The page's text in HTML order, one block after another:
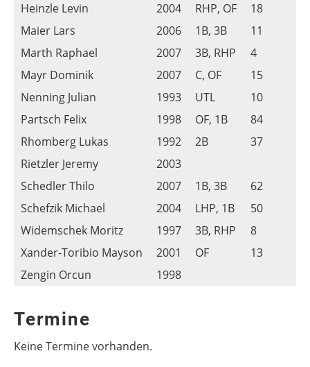
Heinzle Levin
2004 RHP, OF
18
Maier Lars
2006 1B, 3B
11
Marth Raphael
2007 3B, RHP
4
Mayr Dominik
2007 C, OF
15
Nenning Julian
1993 UTL
10
Partsch Felix
1998 OF, 1B
84
Rhomberg Lukas
1992 2B
37
Rietzler Jeremy
2003
Schedler Thilo
2007 1B, 3B
62
Schefzik Michael
2004 LHP, 1B
50
Widemschek Moritz
1997 3B, RHP
8
Xander-Toribio Mayson
2001 OF
13
Zengin Orcun
1998
Termine
Keine Termine vorhanden.